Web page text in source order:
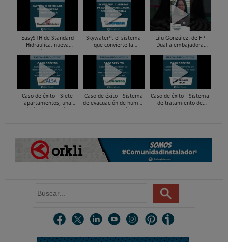
EasySTH de Standard
Hidráulica: nueva
de expansión para
tuberías PEX
Skywater®: el sistema
que convierte la
infraestructura activa de
gestión del agua...
Lilu González: de FP
Dual a embajadora
| Mecatrónica Industrial
Caso de éxito - Siete
apartamentos, una
Caso de éxito - Sistema
de evacuación de humos
Caso de éxito - Sistema
de tratamiento de
u
r